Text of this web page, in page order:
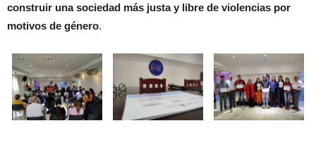
construir una sociedad más justa y libre de violencias por
motivos de género.